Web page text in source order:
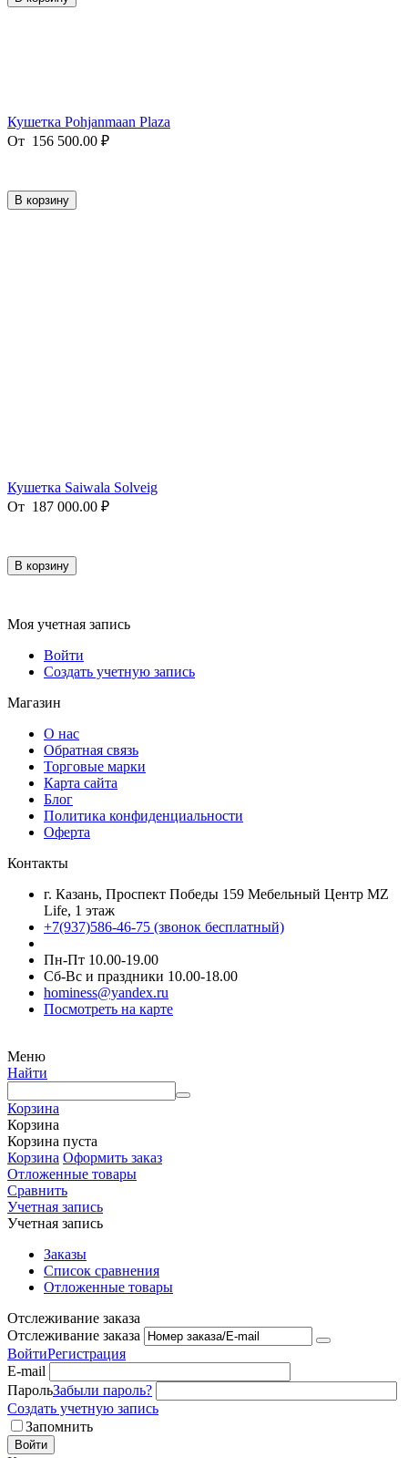
Кушетка Pohjanmaan Plaza
От 156 500.00 ₽
В корзину
Кушетка Saiwala Solveig
От 187 000.00 ₽
В корзину
Моя учетная запись
Войти
Создать учетную запись
Магазин
О нас
Обратная связь
Торговые марки
Карта сайта
Блог
Политика конфиденциальности
Оферта
Контакты
г. Казань, Проспект Победы 159 Мебельный Центр MZ
Life, 1 этаж
+7(937)586-46-75 (звонок бесплатный)
Пн-Пт 10.00-19.00
Сб-Вс и праздники 10.00-18.00
hominess@yandex.ru
Посмотреть на карте
Меню
Найти
Корзина
Корзина
Корзина пуста
Корзина Оформить заказ
Отложенные товары
Сравнить
Учетная запись
Учетная запись
Заказы
Список сравнения
Отложенные товары
Отслеживание заказа
Отслеживание заказа
ВойтиРегистрация
E-mail
ПарольЗабыли пароль?
Создать учетную запись
Запомнить
Войти